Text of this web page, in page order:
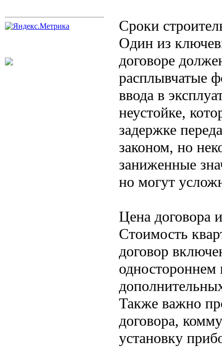
Сроки
Один из
договоре
расплывчатые
ввода в
неустойке,
задержке
законом, но
заниженные
но могут
Цена договора
Стоимость
договор
одностороннем
Также важно
договора,
установку